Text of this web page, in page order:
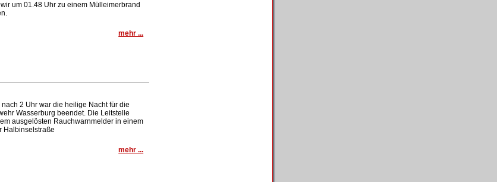
um 01.48 Uhr zu einem Mülleimerbrand
mehr ...
2 Uhr war die heilige Nacht für die
Wasserburg beendet. Die Leitstelle
ausgelösten Rauchwarnmelder in einem
Halbinselstraße
mehr ...